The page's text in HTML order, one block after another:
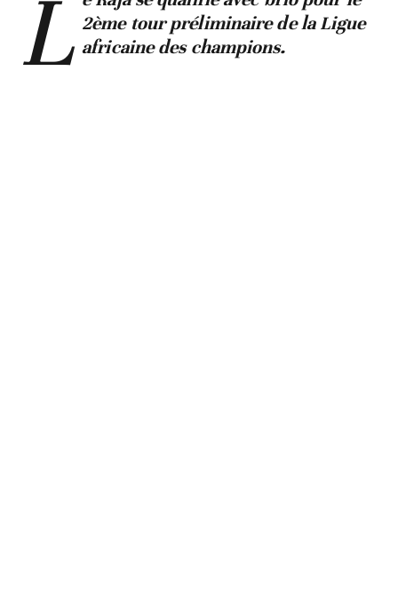
L 2ème tour préliminaire de la Ligue
africaine des champions.